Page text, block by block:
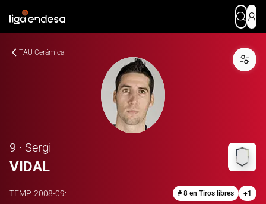
TAU Cerámica
9 · Sergi
VIDAL
TEMP. 2008-09: # 8 en Tiros libres +1